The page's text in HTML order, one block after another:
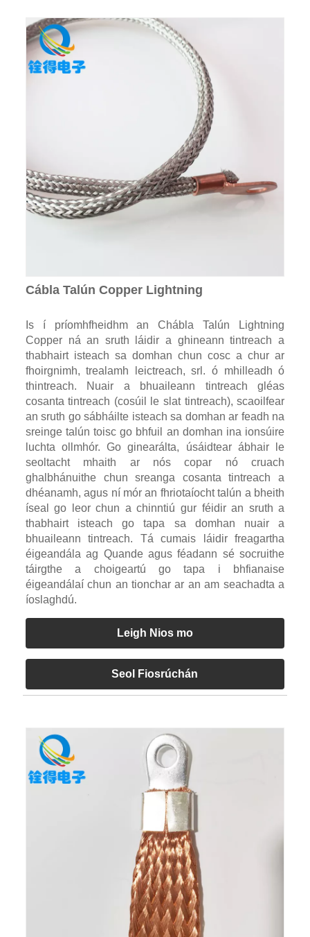
Cábla Talún Copper Lightning
Is í príomhfheidhm an Chábla Talún Lightning
Copper ná an sruth láidir a ghineann tintreach a
thabhairt isteach sa domhan chun cosc ​​​​a chur ar
fhoirgnimh, trealamh leictreach, srl. ó mhilleadh ó
thintreach. Nuair a bhuaileann tintreach gléas
cosanta tintreach (cosúil le slat tintreach), scaoilfear
an sruth go sábháilte isteach sa domhan ar feadh na
sreinge talún toisc go bhfuil an domhan ina ionsúire
luchta ollmhór. Go ginearálta, úsáidtear ábhair le
seoltacht mhaith ar nós copar nó cruach
ghalbhánuithe chun sreanga cosanta tintreach a
dhéanamh, agus ní mór an fhriotaíocht talún a bheith
íseal go leor chun a chinntiú gur féidir an sruth a
thabhairt isteach go tapa sa domhan nuair a
bhuaileann tintreach. Tá cumais láidir freagartha
éigeandála ag Quande agus féadann sé socruithe
táirgthe a choigeartú go tapa i bhfianaise
éigeandálaí chun an tionchar ar an am seachadta a
íoslaghdú.
Leigh Nios mo
Seol Fiosrúchán